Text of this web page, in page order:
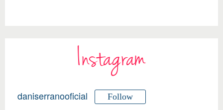
Instagram
daniserranooficial Follow